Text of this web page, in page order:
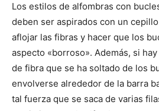
Los estilos de alfombras con
deben ser aspirados con un
aflojar las fibras y hacer que los
aspecto «borroso». Además, si
de fibra que se ha soltado de los
envolverse alrededor de la barra
tal fuerza que se saca de varias